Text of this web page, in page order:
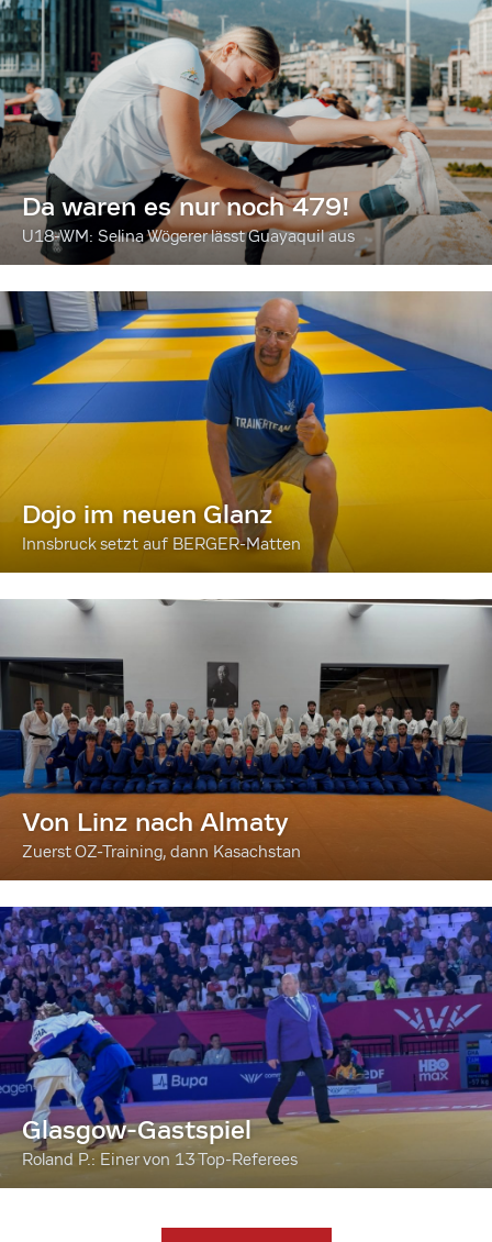
Da waren es nur noch 479!
U18-WM: Selina Wögerer lässt Guayaquil aus
Dojo im neuen Glanz
Innsbruck setzt auf BERGER-Matten
Von Linz nach Almaty
Zuerst OZ-Training, dann Kasachstan
Glasgow-Gastspiel
Roland P.: Einer von 13 Top-Referees